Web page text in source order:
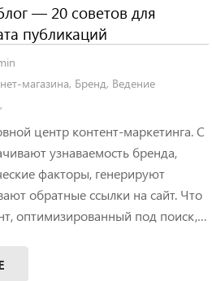
— 20 советов для
публикаций
магазина, Бренд, Ведение
,
центр контент-маркетинга. С
узнаваемость бренда,
факторы, генерируют
обратные ссылки на сайт. Что
оптимизированный под поиск,…